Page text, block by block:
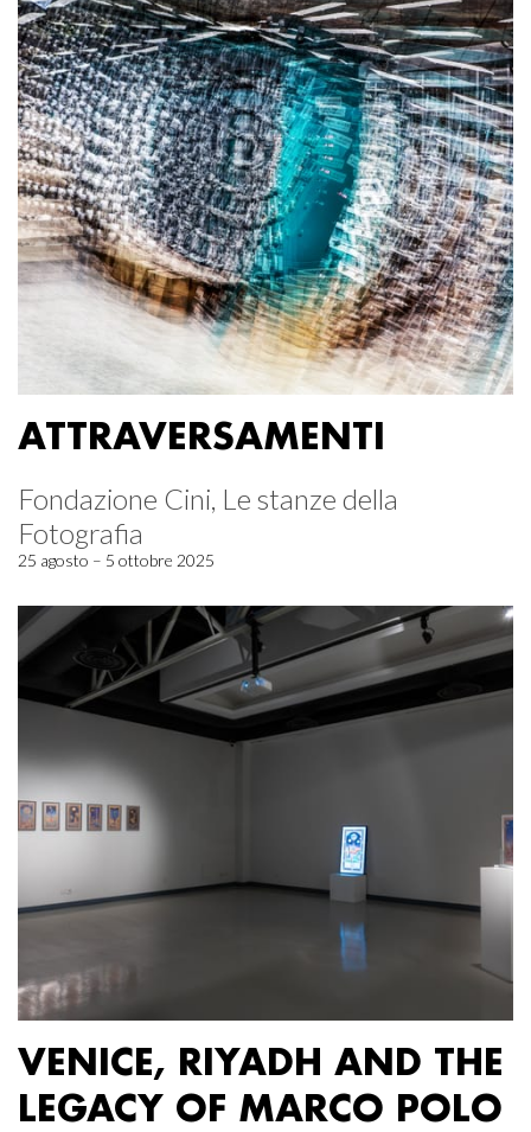
ATTRAVERSAMENTI
Fondazione Cini, Le stanze della
Fotografia
25 agosto – 5 ottobre 2025
VENICE, RIYADH AND THE
LEGACY OF MARCO POLO